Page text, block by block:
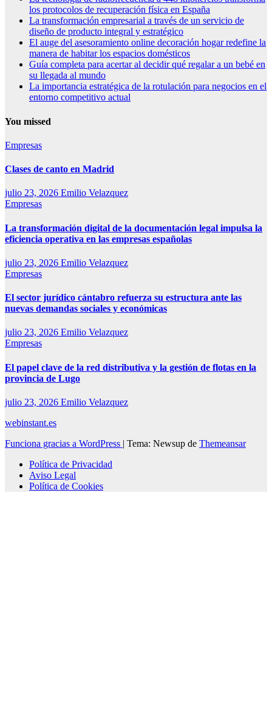
los protocolos de recuperación física en España
La transformación empresarial a través de un servicio de
diseño de producto integral y estratégico
El auge del asesoramiento online decoración hogar redefine la
manera de habitar los espacios domésticos
Guía completa para acertar al decidir qué regalar a un bebé en
su llegada al mundo
La importancia estratégica de la rotulación para negocios en el
entorno competitivo actual
You missed
Empresas
Clases de canto en Madrid
julio 23, 2026 Emilio Velazquez
Empresas
La transformación digital de la documentación legal impulsa la
eficiencia operativa en las empresas españolas
julio 23, 2026 Emilio Velazquez
Empresas
El sector jurídico cántabro refuerza su estructura ante las
nuevas demandas sociales y económicas
julio 23, 2026 Emilio Velazquez
Empresas
El papel clave de la red distributiva y la gestión de flotas en la
provincia de Lugo
julio 23, 2026 Emilio Velazquez
webinstant.es
Funciona gracias a WordPress | Tema: Newsup de Themeansar
Política de Privacidad
Aviso Legal
Política de Cookies